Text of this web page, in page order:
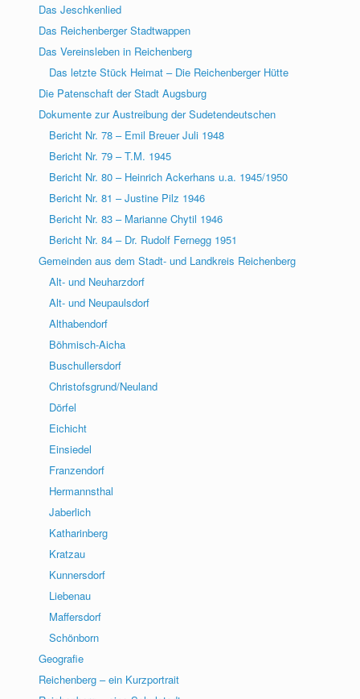
Das Jeschkenlied
Das Reichenberger Stadtwappen
Das Vereinsleben in Reichenberg
Das letzte Stück Heimat – Die Reichenberger Hütte
Die Patenschaft der Stadt Augsburg
Dokumente zur Austreibung der Sudetendeutschen
Bericht Nr. 78 – Emil Breuer Juli 1948
Bericht Nr. 79 – T.M. 1945
Bericht Nr. 80 – Heinrich Ackerhans u.a. 1945/1950
Bericht Nr. 81 – Justine Pilz 1946
Bericht Nr. 83 – Marianne Chytil 1946
Bericht Nr. 84 – Dr. Rudolf Fernegg 1951
Gemeinden aus dem Stadt- und Landkreis Reichenberg
Alt- und Neuharzdorf
Alt- und Neupaulsdorf
Althabendorf
Böhmisch-Aicha
Buschullersdorf
Christofsgrund/Neuland
Dörfel
Eichicht
Einsiedel
Franzendorf
Hermannsthal
Jaberlich
Katharinberg
Kratzau
Kunnersdorf
Liebenau
Maffersdorf
Schönborn
Geografie
Reichenberg – ein Kurzportrait